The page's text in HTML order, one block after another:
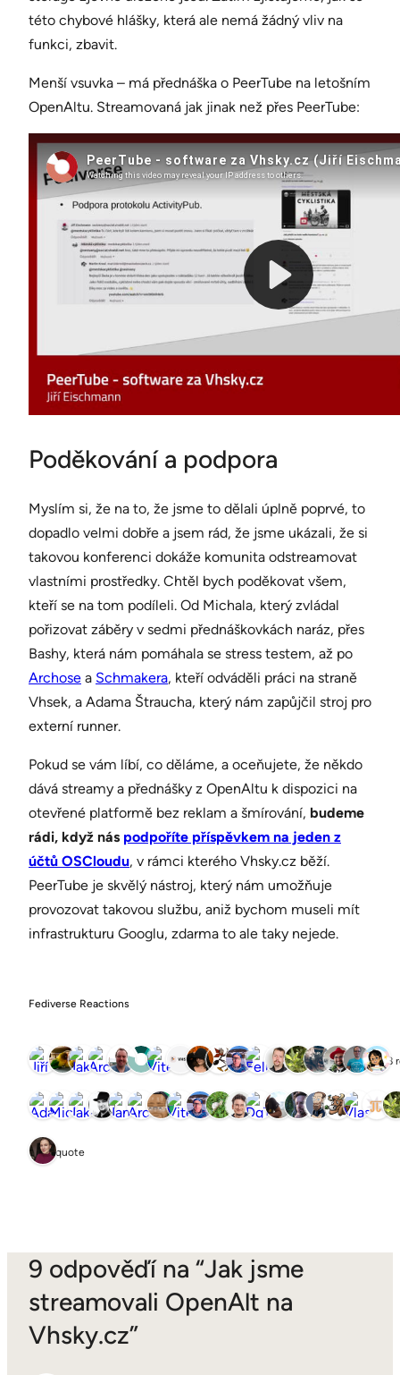
této chybové hlášky, která ale nemá žádný vliv na
funkci, zbavit.
Menší vsuvka – má přednáška o PeerTube na letošním
OpenAltu. Streamovaná jak jinak než přes PeerTube:
Poděkování a podpora
Myslím si, že na to, že jsme to dělali úplně poprvé, to
dopadlo velmi dobře a jsem rád, že jsme ukázali, že si
takovou konferenci dokáže komunita odstreamovat
vlastními prostředky. Chtěl bych poděkovat všem,
kteří se na tom podíleli. Od Michala, který zvládal
pořizovat záběry v sedmi přednáškovkách naráz, přes
Bashy, která nám pomáhala se stress testem, až po
Archose a Schmakera, kteří odváděli práci na straně
Vhsek, a Adama Štraucha, který nám zapůjčil stroj pro
externí runner.
Pokud se vám líbí, co děláme, a oceňujete, že někdo
dává streamy a přednášky z OpenAltu k dispozici na
otevřené platformě bez reklam a šmírování, budeme
rádi, když nás podpoříte příspěvkem na jeden z
účtů OSCloudu, v rámci kterého Vhsky.cz běží.
PeerTube je skvělý nástroj, který nám umožňuje
provozovat takovou službu, aniž bychom museli mít
infrastrukturu Googlu, zdarma to ale taky nejede.
Fediverse Reactions
18
1 quote
9 odpověďí na “Jak jsme
streamovali OpenAlt na
Vhsky.cz”